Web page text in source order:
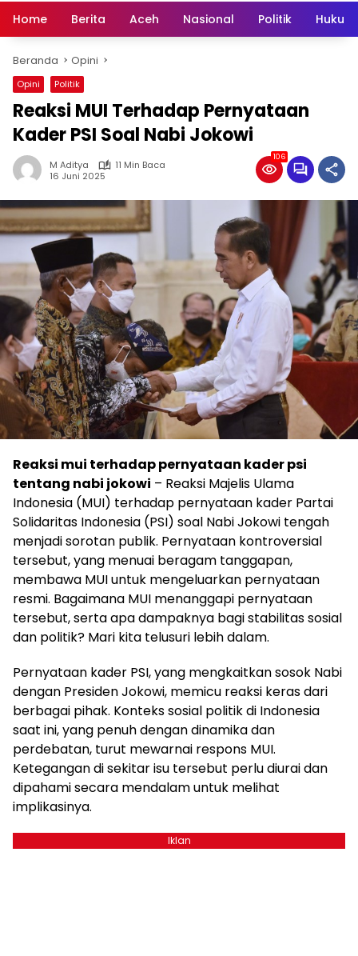
Home Berita Aceh Nasional Politik
Beranda Opini
Opini Politik
Reaksi MUI Terhadap Pernyataan
Kader PSI Soal Nabi Jokowi
M Aditya
11 Min Baca
16 Juni 2025
106
Reaksi mui terhadap pernyataan kader psi
tentang nabi jokowi – Reaksi Majelis Ulama
Indonesia (MUI) terhadap pernyataan kader Partai
Solidaritas Indonesia (PSI) soal Nabi Jokowi tengah
menjadi sorotan publik. Pernyataan kontroversial
tersebut, yang menuai beragam tanggapan,
membawa MUI untuk mengeluarkan pernyataan
resmi. Bagaimana MUI menanggapi pernyataan
tersebut, serta apa dampaknya bagi stabilitas sosial
dan politik? Mari kita telusuri lebih dalam.
Pernyataan kader PSI, yang mengkaitkan sosok Nabi
dengan Presiden Jokowi, memicu reaksi keras dari
berbagai pihak. Konteks sosial politik di Indonesia
saat ini, yang penuh dengan dinamika dan
perdebatan, turut mewarnai respons MUI.
Ketegangan di sekitar isu tersebut perlu diurai dan
dipahami secara mendalam untuk melihat
implikasinya.
Iklan